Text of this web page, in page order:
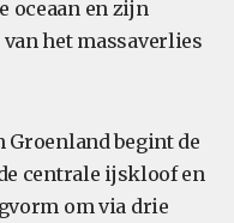
oceaan en zijn
het massaverlies
begint de
centrale ijskloof en
om via drie